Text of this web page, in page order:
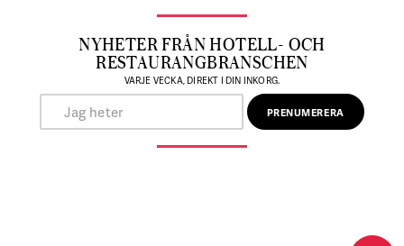
NYHETER FRÅN HOTELL- OCH
RESTAURANGBRANSCHEN
VARJE VECKA, DIREKT I DIN INKORG.